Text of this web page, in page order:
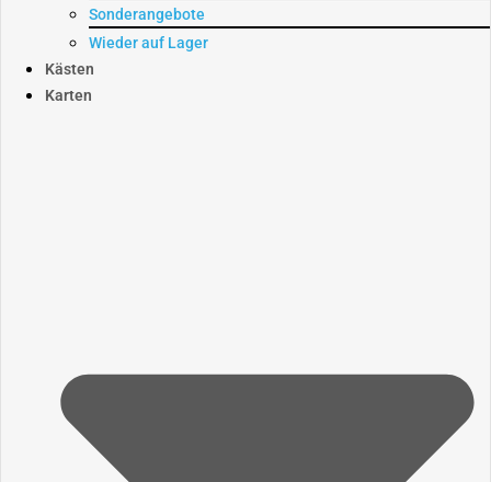
Sonderangebote
Wieder auf Lager
Kästen
Karten